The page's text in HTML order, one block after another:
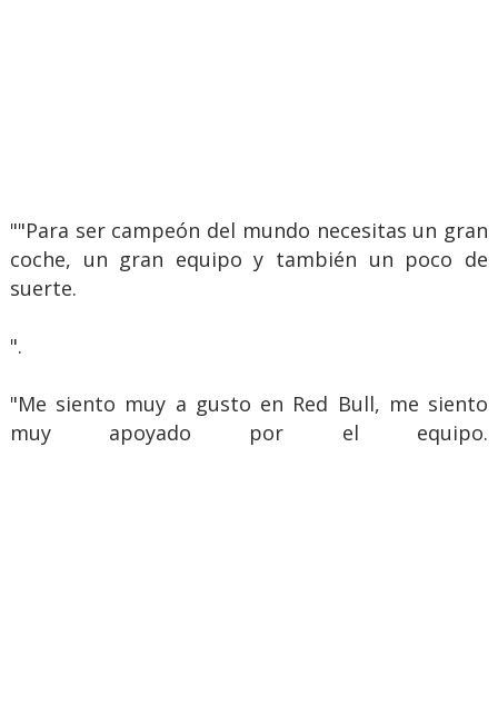
""Para ser campeón del mundo necesitas un gran
coche, un gran equipo y también un poco de
suerte.
".
"Me siento muy a gusto en Red Bull, me siento
muy apoyado por el equipo.